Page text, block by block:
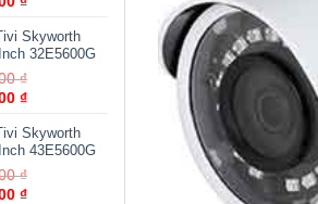
Skyworth
32E5600G
₫
₫
Skyworth
43E5600G
₫
₫